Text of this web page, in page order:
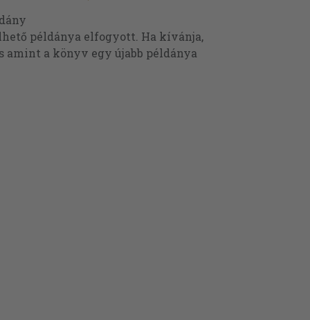
példánya elfogyott. Ha kívánja,
amint a könyv egy újabb példánya